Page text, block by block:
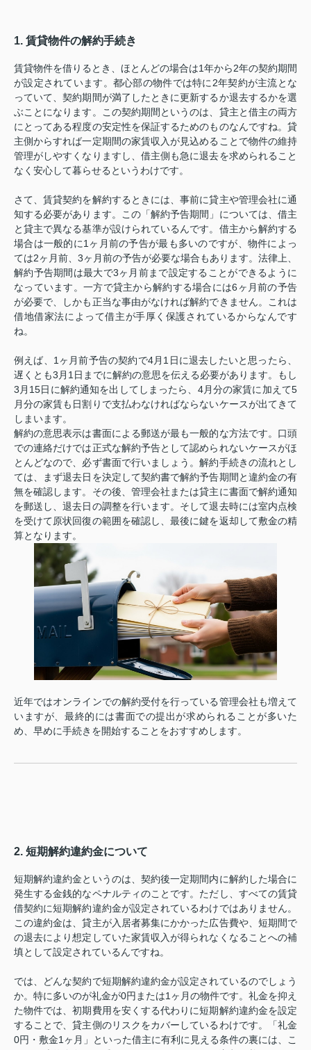
1. 賃貸物件の解約手続き
賃貸物件を借りるとき、ほとんどの場合は1年から2年の契約期間
が設定されています。都心部の物件では特に2年契約が主流とな
っていて、契約期間が満了したときに更新するか退去するかを選
ぶことになります。この契約期間というのは、貸主と借主の両方
にとってある程度の安定性を保証するためのものなんですね。貸
主側からすれば一定期間の家賃収入が見込めることで物件の維持
管理がしやすくなりますし、借主側も急に退去を求められること
なく安心して暮らせるというわけです。
さて、賃貸契約を解約するときには、事前に貸主や管理会社に通
知する必要があります。この「解約予告期間」については、借主
と貸主で異なる基準が設けられているんです。借主から解約する
場合は一般的に1ヶ月前の予告が最も多いのですが、物件によっ
ては2ヶ月前、3ヶ月前の予告が必要な場合もあります。法律上、
解約予告期間は最大で3ヶ月前まで設定することができるように
なっています。一方で貸主から解約する場合には6ヶ月前の予告
が必要で、しかも正当な事由がなければ解約できません。これは
借地借家法によって借主が手厚く保護されているからなんです
ね。
例えば、1ヶ月前予告の契約で4月1日に退去したいと思ったら、
遅くとも3月1日までに解約の意思を伝える必要があります。もし
3月15日に解約通知を出してしまったら、4月分の家賃に加えて5
月分の家賃も日割りで支払わなければならないケースが出てきて
しまいます。
解約の意思表示は書面による郵送が最も一般的な方法です。口頭
での連絡だけでは正式な解約予告として認められないケースがほ
とんどなので、必ず書面で行いましょう。解約手続きの流れとし
ては、まず退去日を決定して契約書で解約予告期間と違約金の有
無を確認します。その後、管理会社または貸主に書面で解約通知
を郵送し、退去日の調整を行います。そして退去時には室内点検
を受けて原状回復の範囲を確認し、最後に鍵を返却して敷金の精
算となります。
近年ではオンラインでの解約受付を行っている管理会社も増えて
いますが、最終的には書面での提出が求められることが多いた
め、早めに手続きを開始することをおすすめします。
2. 短期解約違約金について
短期解約違約金というのは、契約後一定期間内に解約した場合に
発生する金銭的なペナルティのことです。ただし、すべての賃貸
借契約に短期解約違約金が設定されているわけではありません。
この違約金は、貸主が入居者募集にかかった広告費や、短期間で
の退去により想定していた家賃収入が得られなくなることへの補
填として設定されているんですね。
では、どんな契約で短期解約違約金が設定されているのでしょう
か。特に多いのが礼金が0円または1ヶ月の物件です。礼金を抑え
た物件では、初期費用を安くする代わりに短期解約違約金を設定
することで、貸主側のリスクをカバーしているわけです。「礼金
0円・敷金1ヶ月」といった借主に有利に見える条件の裏には、こ